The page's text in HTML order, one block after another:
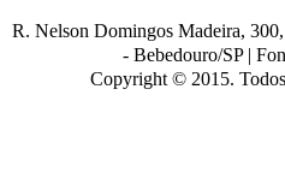
R. Nelson Domingos Madeira,
- Bebedouro/SP |
Copyright © 2015.